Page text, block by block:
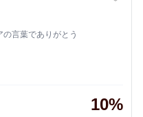
言葉でありがとう
みなさいませて頂きます。
ている現地法人MJP(ミリジャ
10%